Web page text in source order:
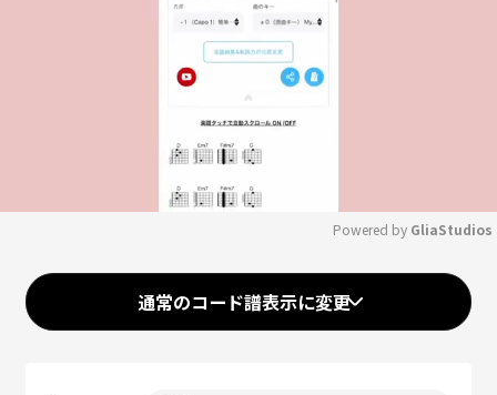
Mute
Powered by GliaStudios
通常のコード譜表示に変更